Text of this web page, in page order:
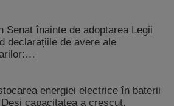
Senat înainte de adoptarea Legii
declarațiile de avere ale
energiei electrice în baterii
capacitatea a crescut,